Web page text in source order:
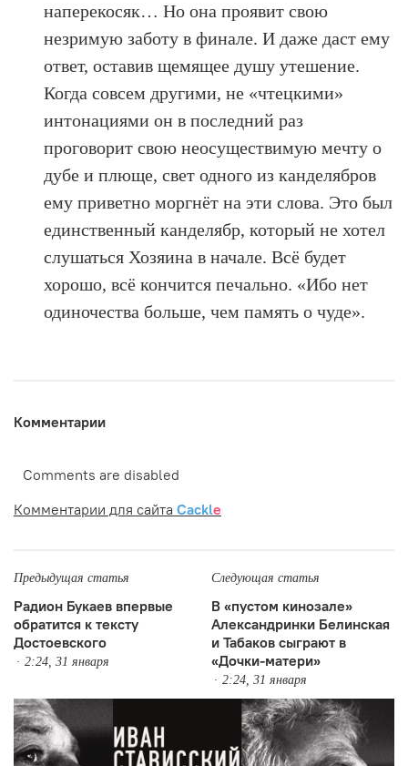
наперекосяк… Но она проявит свою
незримую заботу в финале. И даже даст ему
ответ, оставив щемящее душу утешение.
Когда совсем другими, не «чтецкими»
интонациями он в последний раз
проговорит свою неосуществимую мечту о
дубе и плюще, свет одного из канделябров
ему приветно моргнёт на эти слова. Это был
единственный канделябр, который не хотел
слушаться Хозяина в начале. Всё будет
хорошо, всё кончится печально. «Ибо нет
одиночества больше, чем память о чуде».
Комментарии
Comments are disabled
Комментарии для сайта Cackle
Предыдущая статья
Радион Букаев впервые
обратится к тексту
Достоевского
2:24, 31 января
Следующая статья
В «пустом кинозале»
Александринки Белинская
и Табаков сыграют в
«Дочки-матери»
2:24, 31 января